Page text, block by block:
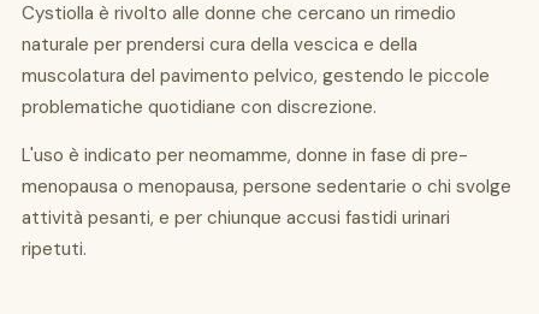
Cystiolla è rivolto alle donne che cercano un rimedio
naturale per prendersi cura della vescica e della
muscolatura del pavimento pelvico, gestendo le piccole
problematiche quotidiane con discrezione.
L'uso è indicato per neomamme, donne in fase di pre-
menopausa o menopausa, persone sedentarie o chi svolge
attività pesanti, e per chiunque accusi fastidi urinari
ripetuti.